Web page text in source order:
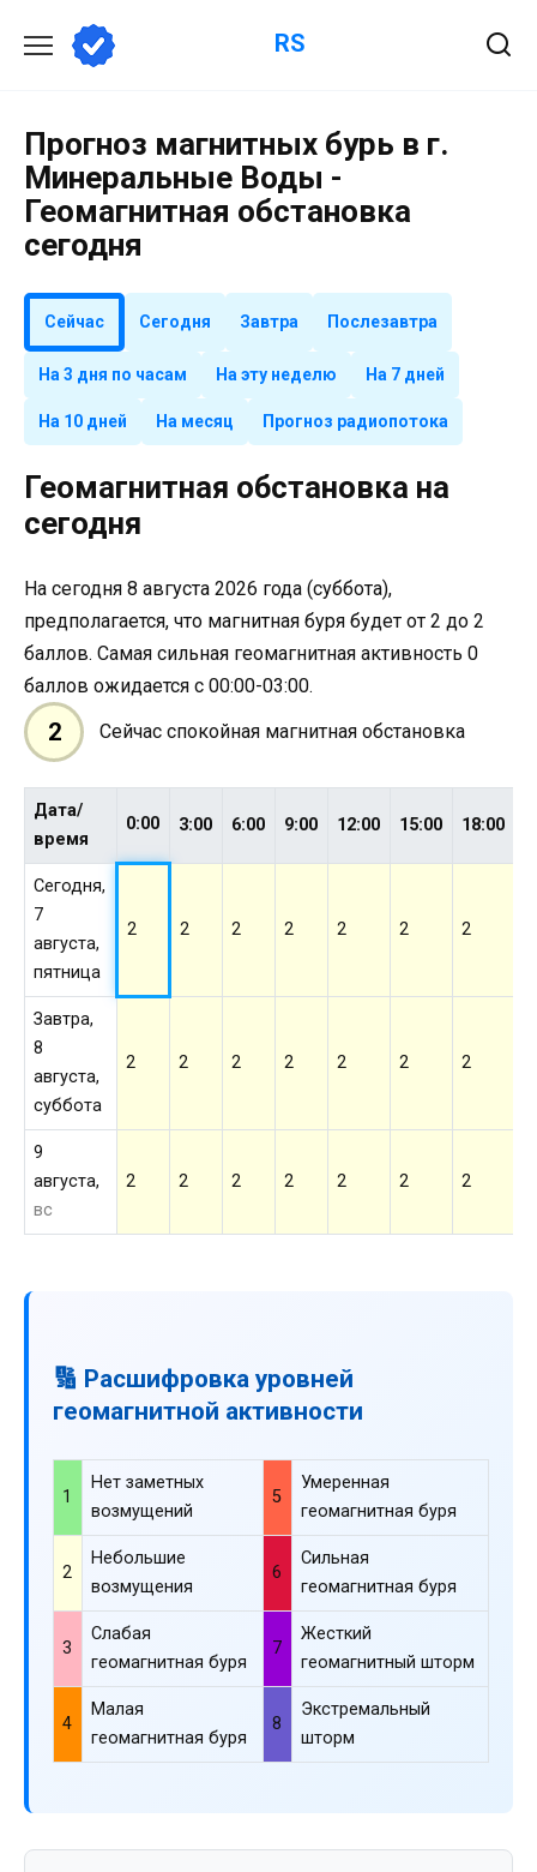
содержанию
RS
Прогноз магнитных бурь в г.
Минеральные Воды -
Геомагнитная обстановка
сегодня
Сейчас Сегодня Завтра Послезавтра
На 3 дня по часам На эту неделю На 7 дней
На 10 дней На месяц Прогноз радиопотока
Геомагнитная обстановка на
сегодня
На сегодня 8 августа 2026 года (суббота),
предполагается, что магнитная буря будет от 2 до 2
баллов. Самая сильная геомагнитная активность 0
баллов ожидается с 00:00-03:00.
2 Сейчас спокойная магнитная обстановка
Дата/
время
0:00 3:00 6:00 9:00 12:00 15:00 18:00
Сегодня,
7
августа,
пятница
2 2 2 2 2 2 2
Завтра,
8
августа,
суббота
2 2 2 2 2 2 2
9
августа,
вс
2 2 2 2 2 2 2
🔢 Расшифровка уровней
геомагнитной активности
1
Нет заметных
возмущений
5
Умеренная
геомагнитная буря
2
Небольшие
возмущения
6
Сильная
геомагнитная буря
3
Слабая
геомагнитная буря
7
Жесткий
геомагнитный шторм
4
Малая
геомагнитная буря
8
Экстремальный
шторм